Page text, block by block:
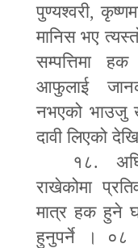
पुण्यश्वरी,
मानिस भए
सम्पत्तिमा
आफुलाई
नभएको भाउजु
दावी लिएको
१८. अघि
राखेकोमा
मात्र हक हुने
हुनुपर्ने । ०८